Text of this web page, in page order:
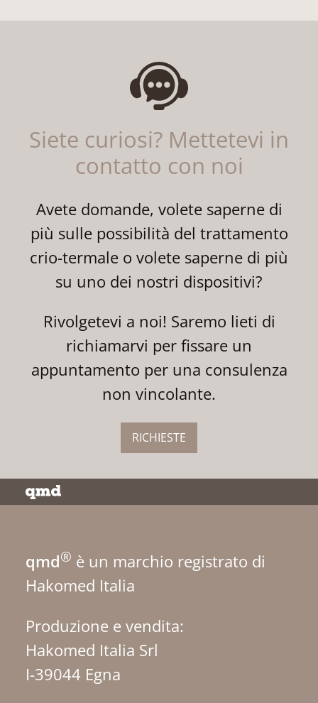
Siete curiosi? Mettetevi in
contatto con noi
Avete domande, volete saperne di
più sulle possibilità del trattamento
crio-termale o volete saperne di più
su uno dei nostri dispositivi?
Rivolgetevi a noi! Saremo lieti di
richiamarvi per fissare un
appuntamento per una consulenza
non vincolante.
RICHIESTE
qmd® è un marchio registrato di
Hakomed Italia
Produzione e vendita:
Hakomed Italia Srl
I-39044 Egna